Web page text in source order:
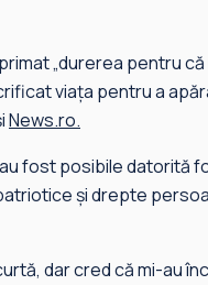
„durerea pentru
viaţa pentru a
News.ro.
fost posibile datorită
şi drepte
dar cred că mi-au